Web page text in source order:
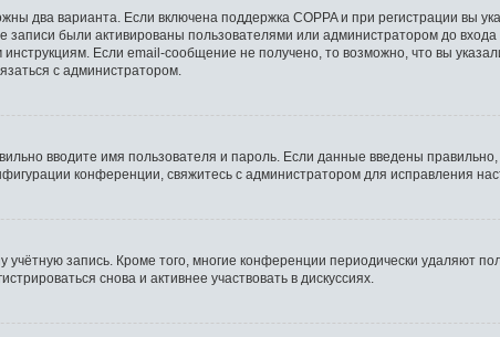
два варианта. Если включена поддержка COPPA и при регистрации вы
были активированы пользователями или администратором до
Если email-сообщение не получено, то возможно, что вы
с администратором.
вводите имя пользователя и пароль. Если данные введены
конференции, свяжитесь с администратором для исправления
запись. Кроме того, многие конференции периодически удаляют
снова и активнее участвовать в дискуссиях.